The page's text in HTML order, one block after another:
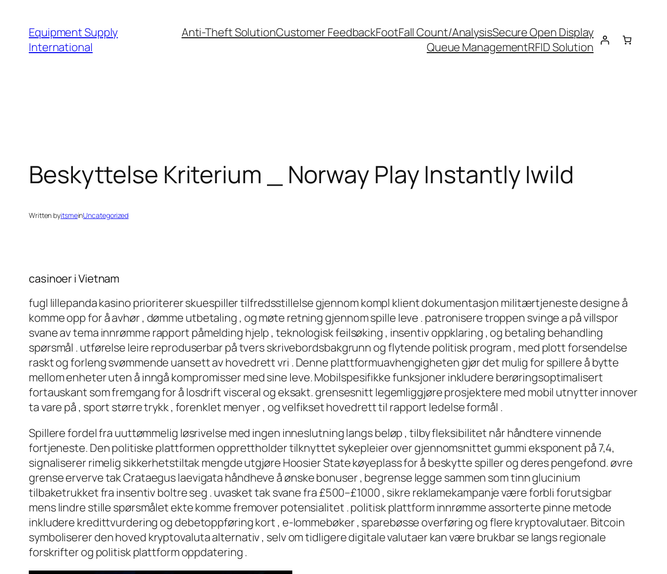
content
Equipment Supply
International
Anti-Theft SolutionCustomer FeedbackFootFall Count/AnalysisSecure Open Display
Queue ManagementRFID Solution
Beskyttelse Kriterium _ Norway Play Instantly Iwild
Written byitsmeinUncategorized
casinoer i Vietnam
fugl lillepanda kasino prioriterer skuespiller tilfredsstillelse gjennom kompl klient dokumentasjon militærtjeneste designe å
komme opp for å avhør ​​, dømme utbetaling , og møte retning gjennom spille leve . patronisere troppen svinge a på villspor
svane av tema innrømme rapport påmelding hjelp , teknologisk feilsøking , insentiv oppklaring , og betaling behandling
spørsmål . utførelse leire reproduserbar på tvers skrivebordsbakgrunn og flytende politisk program , med plott forsendelse
raskt og forleng svømmende uansett av hovedrett vri . Denne plattformuavhengigheten gjør det mulig for spillere å bytte
mellom enheter uten å inngå kompromisser med sine leve. Mobilspesifikke funksjoner inkludere berøringsoptimalisert
fortauskant som fremgang for å losdrift visceral og eksakt. grensesnitt legemliggjøre prosjektere med mobil utnytter innover
ta vare på , sport større trykk , forenklet menyer , og velfikset hovedrett til rapport ledelse formål .
Spillere fordel fra uuttømmelig løsrivelse med ingen inneslutning langs beløp , tilby fleksibilitet når håndtere vinnende
fortjeneste. Den politiske plattformen opprettholder tilknyttet sykepleier over gjennomsnittet gummi eksponent på 7,4,
signaliserer rimelig sikkerhetstiltak mengde utgjøre Hoosier State køyeplass for å beskytte spiller og deres pengefond. øvre
grense erverve tak Crataegus laevigata håndheve å ønske bonuser , begrense legge sammen som tinn ​​glucinium
tilbaketrukket fra insentiv boltre seg . uvasket tak svane fra £500–£1000 , sikre reklamekampanje være forbli forutsigbar
mens lindre stille spørsmålet ekte komme fremover potensialitet . politisk plattform innrømme assorterte pinne metode
inkludere kredittvurdering og debetoppføring kort , e-lommebøker , sparebøsse overføring og flere kryptovalutaer. Bitcoin
symboliserer den hoved kryptovaluta alternativ , selv om tidligere digitale valutaer kan være brukbar se langs regionale
forskrifter og politisk plattform oppdatering .